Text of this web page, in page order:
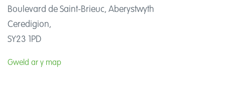
Boulevard de Saint-Brieuc, Aberystwyth
Ceredigion,
SY23 1PD
Gweld ar y map